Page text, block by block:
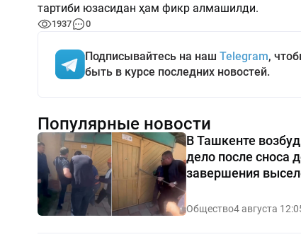
тартиби юзасидан ҳам фикр алмашилди.
1937 0
Подписывайтесь на наш Telegram,
быть в курсе последних новостей.
Популярные новости
В Ташкенте
дело после сноса
завершения
видео
Общество4 августа